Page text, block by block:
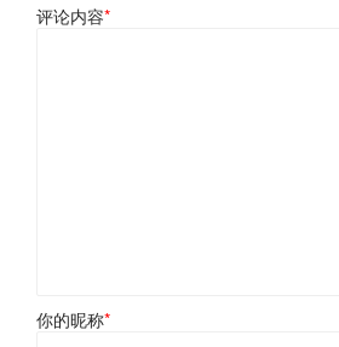
评论内容*
你的昵称*